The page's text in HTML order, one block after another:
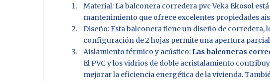
Material: La balconera corredera pvc Veka Ekosol
mantenimiento que ofrece excelentes propiedades
Diseño: Esta balconera tiene un diseño de
configuración de 2 hojas permite una apertura
Aislamiento térmico y acústico: Las balconeras
El PVC y los vidrios de doble acristalamiento
mejorar la eficiencia energética de la vivienda.